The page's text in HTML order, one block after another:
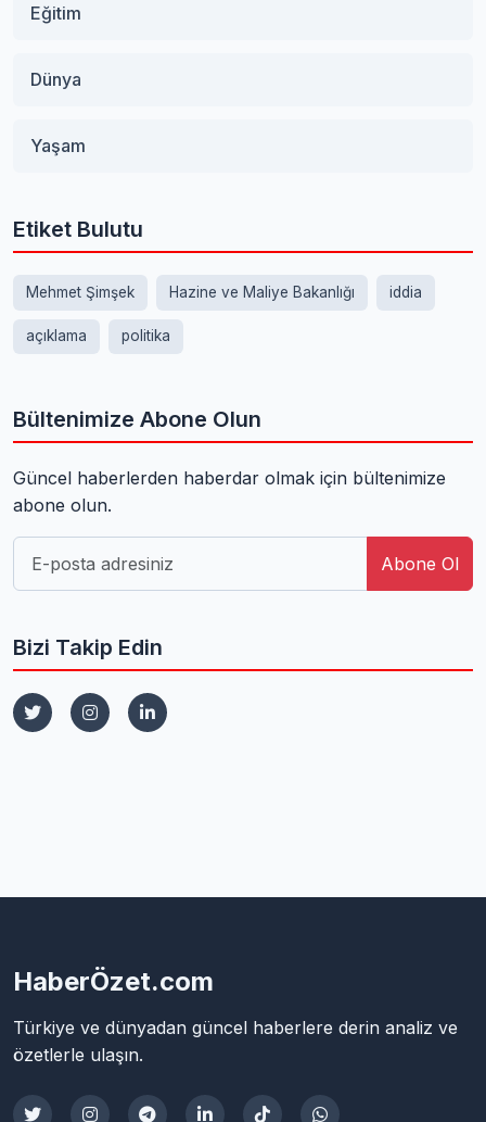
Eğitim
Dünya
Yaşam
Etiket Bulutu
Mehmet Şimşek Hazine ve Maliye Bakanlığı iddia
açıklama politika
Bültenimize Abone Olun
Güncel haberlerden haberdar olmak için bültenimize
abone olun.
Abone Ol
Bizi Takip Edin
HaberÖzet.com
Türkiye ve dünyadan güncel haberlere derin analiz ve
özetlerle ulaşın.